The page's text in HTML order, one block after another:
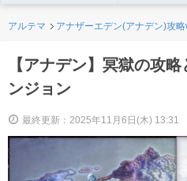
アルテマ アナザーエデン(アナデン)攻
【アナデン】冥獄の攻
ンジョン
最終更新：2025年11月6日(木) 13:31